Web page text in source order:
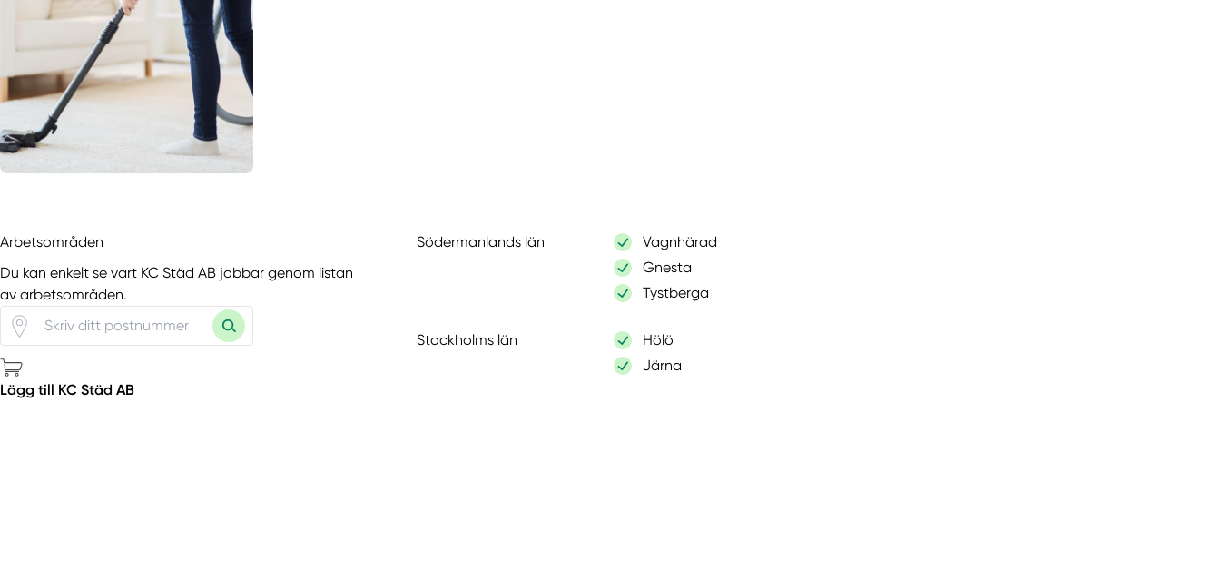
Arbetsområden
Du kan enkelt se vart KC Städ AB jobbar genom listan
av arbetsområden.
Lägg till KC Städ AB
Södermanlands län
Vagnhärad
Gnesta
Tystberga
Stockholms län
Hölö
Järna